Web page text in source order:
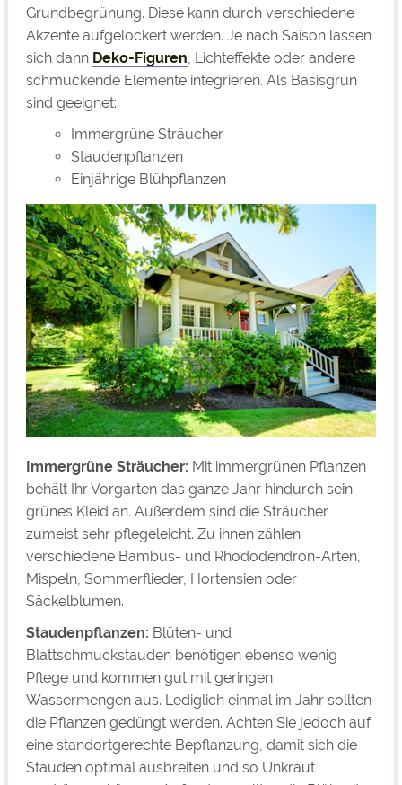
Grundbegrünung. Diese kann durch verschiedene
Akzente aufgelockert werden. Je nach Saison lassen
sich dann Deko-Figuren , Lichteffekte oder andere
schmückende Elemente integrieren. Als Basisgrün
sind geeignet:
Immergrüne Sträucher
Staudenpflanzen
Einjährige Blühpflanzen
Immergrüne Sträucher: Mit immergrünen Pflanzen
behält Ihr Vorgarten das ganze Jahr hindurch sein
grünes Kleid an. Außerdem sind die Sträucher
zumeist sehr pflegeleicht. Zu ihnen zählen
verschiedene Bambus- und Rhododendron-Arten,
Mispeln, Sommerflieder, Hortensien oder
Säckelblumen.
Staudenpflanzen: Blüten- und
Blattschmuckstauden benötigen ebenso wenig
Pflege und kommen gut mit geringen
Wassermengen aus. Lediglich einmal im Jahr sollten
die Pflanzen gedüngt werden. Achten Sie jedoch auf
eine standortgerechte Bepflanzung, damit sich die
Stauden optimal ausbreiten und so Unkraut